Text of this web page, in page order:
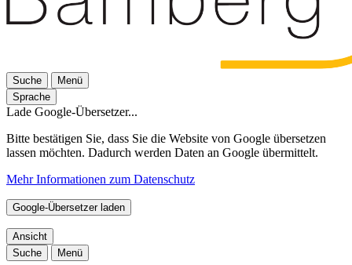
Suche
Menü
Sprache
Lade Google-Übersetzer...
Bitte bestätigen Sie, dass Sie die Website von Google übersetzen
lassen möchten. Dadurch werden Daten an Google übermittelt.
Mehr Informationen zum Datenschutz
Google-Übersetzer laden
Ansicht
Suche
Menü